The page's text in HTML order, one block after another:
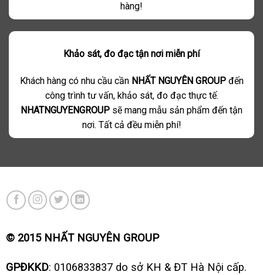
hàng!
Khảo sát, đo đạc tận nơi miễn phí
Khách hàng có nhu cầu cần NHẤT NGUYÊN GROUP đến
công trình tư vấn, khảo sát, đo đạc thực tế.
NHATNGUYENGROUP sẽ mang mẫu sản phẩm đến tận
nơi. Tất cả đều miễn phí!
© 2015 NHẤT NGUYÊN GROUP
GPĐKKD: 0106833837 do sở KH & ĐT Hà Nội cấp.